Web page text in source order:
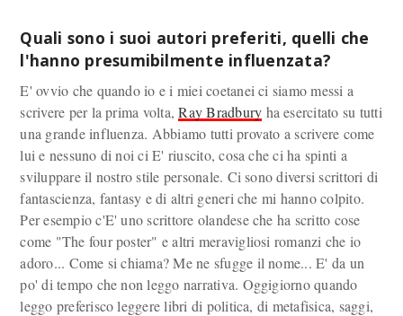
Quali sono i suoi autori preferiti, quelli che
l'hanno presumibilmente influenzata?
E' ovvio che quando io e i miei coetanei ci siamo messi a
scrivere per la prima volta,Ray Bradbury ha esercitato su tutti
una grande influenza. Abbiamo tutti provato a scrivere come
lui e nessuno di noi ci E' riuscito, cosa che ci ha spinti a
sviluppare il nostro stile personale. Ci sono diversi scrittori di
fantascienza, fantasy e di altri generi che mi hanno colpito.
Per esempio c'E' uno scrittore olandese che ha scritto cose
come "The four poster" e altri meravigliosi romanzi che io
adoro... Come si chiama? Me ne sfugge il nome... E' da un
po' di tempo che non leggo narrativa. Oggigiorno quando
leggo preferisco leggere libri di politica, di metafisica, saggi,